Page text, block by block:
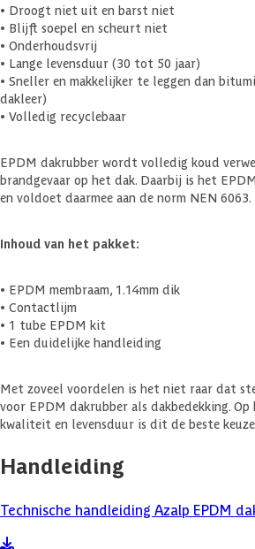
• Droogt niet uit en barst niet
• Blijft soepel en scheurt niet
• Onderhoudsvrij
• Lange levensduur (30 tot 50 jaar)
• Sneller en makkelijker te leggen dan
dakleer)
• Volledig recyclebaar
EPDM dakrubber wordt volledig koud
brandgevaar op het dak. Daarbij is het
en voldoet daarmee aan de norm NEN 6063.
Inhoud van het pakket:
• EPDM membraam, 1.14mm dik
• Contactlijm
• 1 tube EPDM kit
• Een duidelijke handleiding
Met zoveel voordelen is het niet raar dat
voor EPDM dakrubber als dakbedekking. Op
kwaliteit en levensduur is dit de beste keuze
Handleiding
Technische handleiding Azalp EPDM